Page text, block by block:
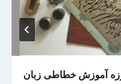
آموزش خطاطی زبان